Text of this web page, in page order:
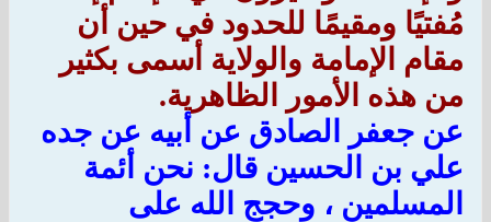
مُفتيًا ومقيمًا للحدود في حين أن
مقام الإمامة والولاية أسمى بكثير
من هذه الأمور الظاهرية.
عن جعفر الصادق عن أبيه عن جده
علي بن الحسين قال: نحن أئمة
المسلمين ، وحجج الله على